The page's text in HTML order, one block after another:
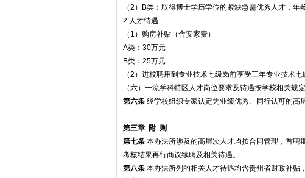
（2）B类：取得博士学历学位的紧缺急需优秀人才，年
2.人才待遇
（1）购房补贴（含安家费）
A类：30万元
B类：25万元
（2）进校聘用到专业技术七级岗前享受三年专业技术七
（六）一流学科特区人才岗位要求及待遇按学校相关规定
第六条 经学校组织专家认定为业绩优秀、同行认可的高
第三章 附 则
第七条 本办法所涉及的高层次人才均按合同管理，首
考核结果再行商议续聘及相关待遇。
第八条 本办法所列的相关人才待遇均含贵州省财政补贴